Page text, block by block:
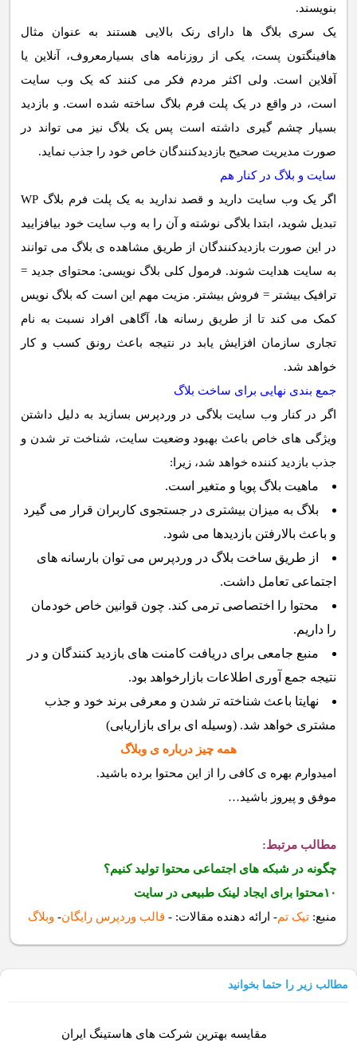
بنویسند.
یک سری بلاگ ها دارای رنک بالایی هستند به عنوان مثال
هافینگتون پست، یکی از روزنامه های بسیارمعروف، آنلاین یا
آفلاین است. ولی اکثر مردم فکر می کنند که یک وب سایت
است، در واقع در یک پلت فرم بلاگ ساخته شده است. و بازدید
بسیار چشم گیری داشته است پس یک بلاگ نیز می تواند در
صورت مدیریت صحیح بازدیدکنندگان خاص خود را جذب نماید.
سایت و بلاگ در کنار هم
اگر یک وب سایت دارید و قصد ندارید به یک پلت فرم بلاگ WP
تبدیل شوید، ابتدا بلاگی نوشته و آن را به وب سایت خود بیافزایید
در این صورت بازدیدکنندگان از طریق مشاهده ی بلاگ می توانند
به سایت هدایت شوند. فرمول کلی بلاگ نویسی: محتوای جدید =
ترافیک بیشتر = فروش بیشتر. مزیت مهم این است که بلاگ نویس
کمک می کند تا از طریق رسانه ها، آگاهی افراد نسبت به نام
تجاری سازمان افزایش یابد در نتیجه باعث رونق کسب و کار
خواهد شد.
جمع بندی نهایی برای ساخت بلاگ
اگر در کنار وب سایت بلاگی در وردپرس بسازید به دلیل داشتن
ویژگی های خاص باعث بهبود وضعیت سایت، شناخت تر شدن و
جذب بازدید کننده خواهد شد، زیرا:
ماهیت بلاگ پویا و متغیر است.
بلاگ به میزان بیشتری در جستجوی کاربران قرار می گیرد
و باعث بالارفتن بازدیدها می شود.
از طریق ساخت بلاگ در وردپرس می توان بارسانه های
اجتماعی تعامل داشت.
محتوا را اختصاصی ترمی کند. چون قوانین خاص خودمان
را داریم.
منبع جامعی برای دریافت کامنت های بازدید کنندگان و در
نتیجه جمع آوری اطلاعات بازارخواهد بود.
نهایتا باعث شناخته تر شدن و معرفی برند خود و جذب
مشتری خواهد شد. (وسیله ای برای بازاریابی)
همه چیز درباره ی وبلاگ
امیدوارم بهره ی کافی را از این محتوا برده باشید.
موفق و پیروز باشید…
مطالب مرتبط:
چگونه در شبکه های اجتماعی محتوا تولید کنیم؟
۱۰محتوا برای ایجاد لینک طبیعی در سایت
منبع:تیک تم- ارائه دهنده مقالات:- قالب وردپرس رایگان- وبلاگ
مطالب زیر را حتما بخوانید
مقایسه بهترین شرکت های هاستینگ ایران